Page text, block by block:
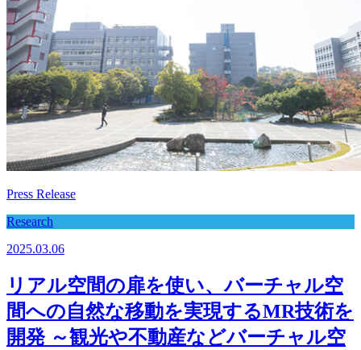
Press Release
Research
2025.03.06
リアル空間の扉を使い、バーチャル空
間への自然な移動を実現するMR技術を
開発 ～観光や不動産などバーチャル空